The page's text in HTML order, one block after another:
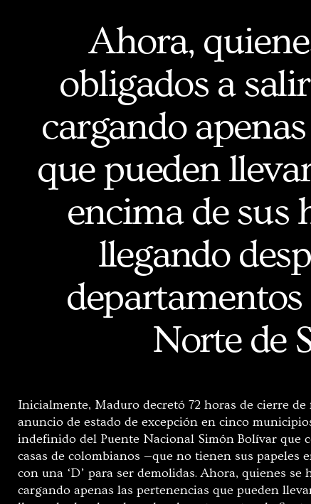
Ahora,
obligados a
cargando
que pueden
encima de sus
llegando
departamentos
Norte de
Inicialmente, Maduro decretó 72 horas de cierre
anuncio de estado de excepción en cinco
indefinido del Puente Nacional Simón Bolívar que
casas de colombianos —que no tienen sus papeles
con una ‘D’ para ser demolidas. Ahora, quienes
cargando apenas las pertenencias que pueden